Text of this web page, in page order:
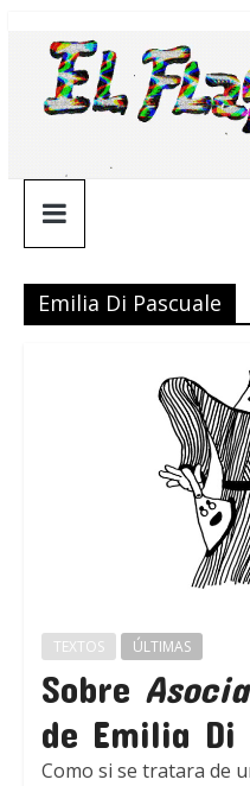
contenido
¯\_(ツ)_/
¯
Emilia Di Pascuale
TEXTOS ÚLTIMAS
Sobre
de Emilia Di
Como si se tratara de